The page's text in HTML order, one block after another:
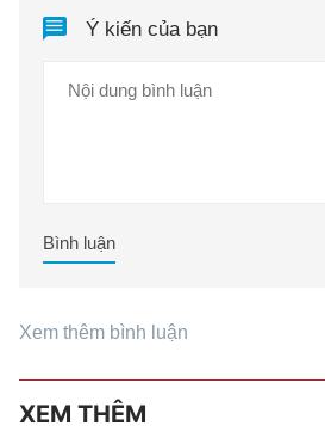
Ý kiến của bạn
Bình luận
Xem thêm bình luận
XEM THÊM